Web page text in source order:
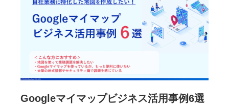
Googleマイマップビジネス活用事例6選